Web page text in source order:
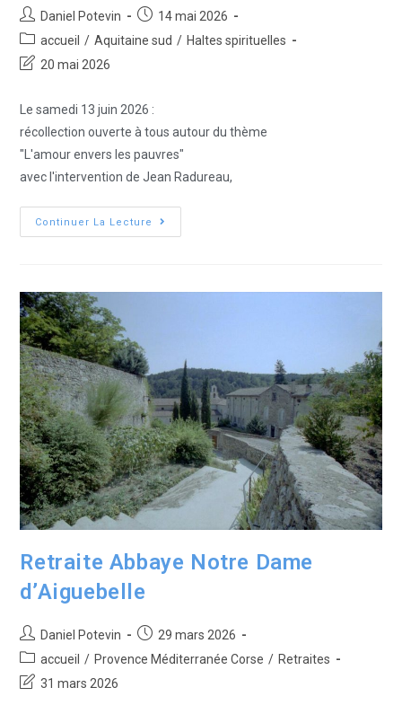
Daniel Potevin
14 mai 2026
accueil / Aquitaine sud / Haltes spirituelles
20 mai 2026
Le samedi 13 juin 2026 :
récollection ouverte à tous autour du thème
"L'amour envers les pauvres"
avec l'intervention de Jean Radureau,
Continuer La Lecture
Retraite Abbaye Notre Dame
d’Aiguebelle
Daniel Potevin
29 mars 2026
accueil / Provence Méditerranée Corse / Retraites
31 mars 2026